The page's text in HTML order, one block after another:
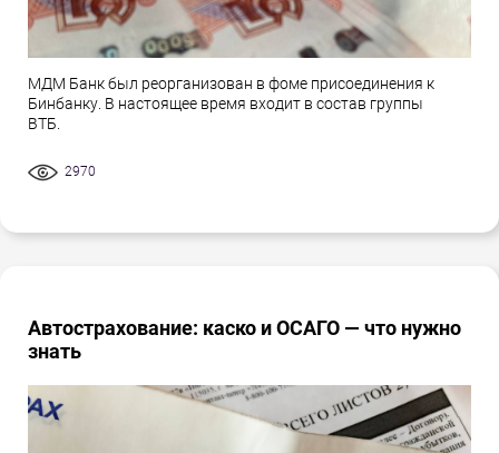
МДМ Банк был реорганизован в фоме присоединения к
Бинбанку. В настоящее время входит в состав группы
ВТБ.
2970
Автострахование: каско и ОСАГО — что нужно
знать